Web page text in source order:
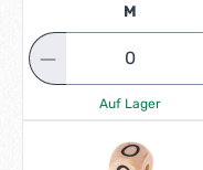
M
Auf Lager